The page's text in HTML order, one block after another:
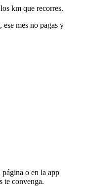
km que recorres.
mes no pagas y
o en la app
te convenga.